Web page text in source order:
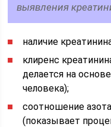
выявления
наличие
клиренс
делается на
человека);
соотношение
(показывает